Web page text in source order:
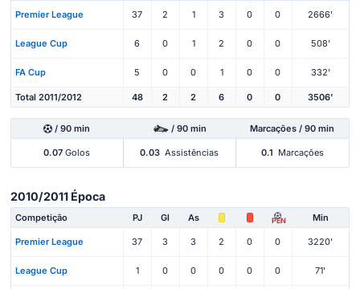
Premier League 37 2 1 3 0 0 2666'
League Cup 6 0 1 2 0 0 508'
FA Cup 5 0 0 1 0 0 332'
Total 2011/2012 48 2 2 6 0 0 3506'
/ 90 min / 90 min Marcações / 90 min
0.07 Golos 0.03 Assistências 0.1 Marcações
2010/2011 Época
Competição PJ Gl As PEN Min
Premier League 37 3 3 2 0 0 3220'
League Cup 1 0 0 0 0 0 71'